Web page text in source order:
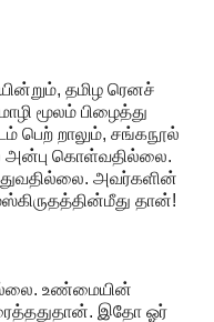
தமிழ ரெனச்
மூலம் பிழைத்து
பெற் றாலும், சங்கநூல்
அன்பு கொள்வதில்லை.
அவர்களின்
தான்!
உண்மையின்
இதோ ஓர்